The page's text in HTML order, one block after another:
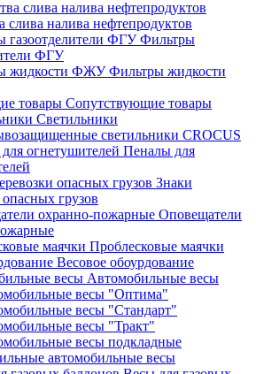
слива налива нефтепродуктов
Фильтры
ФГУ
Фильтры жидкости
Сопутствующие товары
Светильники
светильники CROCUS
Пеналы для
Знаки
грузов
Оповещатели
Проблесковые маячки
Весовое обоурдование
Автомобильные весы
весы "Оптима"
весы "Стандарт"
весы "Тракт"
весы подкладные
автомобильные весы